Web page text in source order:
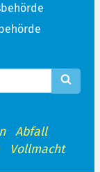
Abfall
Vollmacht